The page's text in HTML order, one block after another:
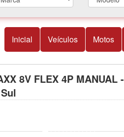
Inicial Veículos Motos
8V FLEX 4P MANUAL -